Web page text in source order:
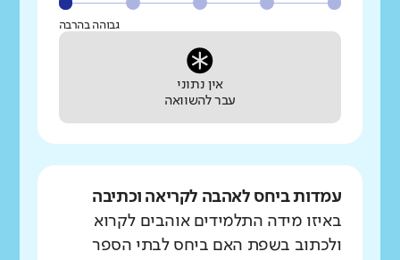
גבוהה בהרבה
אין נתוני
עבר להשוואה
עמדות ביחס לאהבה לקריאה וכתיבה
באיזו מידה התלמידים אוהבים לקרוא
ולכתוב בשפת האם ביחס לבתי הספר